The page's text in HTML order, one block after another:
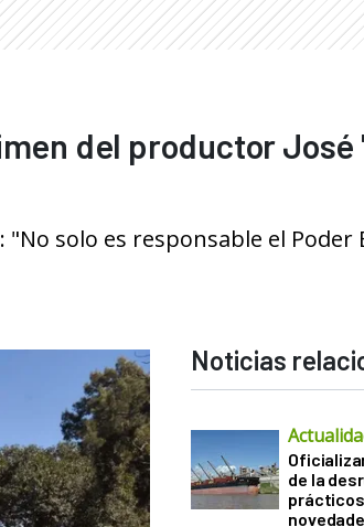
del productor José
solo es responsable el Poder
Noticias
de la